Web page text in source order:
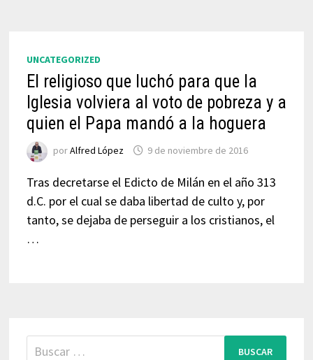
UNCATEGORIZED
El religioso que luchó para que la
Iglesia volviera al voto de pobreza y a
quien el Papa mandó a la hoguera
porAlfred López 9 de noviembre de 2016
Tras decretarse el Edicto de Milán en el año 313
d.C. por el cual se daba libertad de culto y, por
tanto, se dejaba de perseguir a los cristianos, el
…
Buscar: